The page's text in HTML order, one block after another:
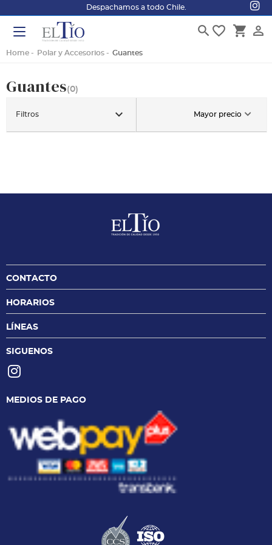
Despachamos a todo Chile.
person_outline
shopping_cart
favorite_border
search
Home Polar y Accesorios Guantes
Guantes(0)
Mayor precio
Filtros keyboard_arrow_down
CONTACTO
HORARIOS
LÍNEAS
SIGUENOS
MEDIOS DE PAGO